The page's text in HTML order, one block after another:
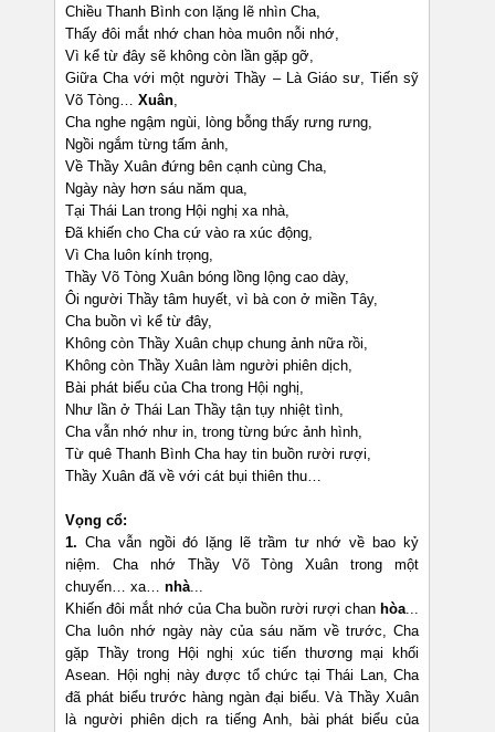
Chiều Thanh Bình con lặng lẽ nhìn Cha,
Thấy đôi mắt nhớ chan hòa muôn nỗi nhớ,
Vì kể từ đây sẽ không còn lần gặp gỡ,
Giữa Cha với một người Thầy – Là Giáo sư, Tiến sỹ
Võ Tòng… Xuân,
Cha nghe ngậm ngùi, lòng bỗng thấy rưng rưng,
Ngồi ngắm từng tấm ảnh,
Về Thầy Xuân đứng bên cạnh cùng Cha,
Ngày này hơn sáu năm qua,
Tại Thái Lan trong Hội nghị xa nhà,
Đã khiến cho Cha cứ vào ra xúc động,
Vì Cha luôn kính trọng,
Thầy Võ Tòng Xuân bóng lồng lộng cao dày,
Ôi người Thầy tâm huyết, vì bà con ở miền Tây,
Cha buồn vì kể từ đây,
Không còn Thầy Xuân chụp chung ảnh nữa rồi,
Không còn Thầy Xuân làm người phiên dịch,
Bài phát biểu của Cha trong Hội nghị,
Như lần ở Thái Lan Thầy tận tụy nhiệt tình,
Cha vẫn nhớ như in, trong từng bức ảnh hình,
Từ quê Thanh Bình Cha hay tin buồn rười rượi,
Thầy Xuân đã về với cát bụi thiên thu…
Vọng cổ:
1. Cha vẫn ngồi đó lặng lẽ trầm tư nhớ về bao kỷ
niệm. Cha nhớ Thầy Võ Tòng Xuân trong một
chuyến… xa… nhà...
Khiến đôi mắt nhớ của Cha buồn rười rượi chan hòa...
Cha luôn nhớ ngày này của sáu năm về trước, Cha
gặp Thầy trong Hội nghị xúc tiến thương mại khối
Asean. Hội nghị này được tổ chức tại Thái Lan, Cha
đã phát biểu trước hàng ngàn đại biểu. Và Thầy Xuân
là người phiên dịch ra tiếng Anh, bài phát biểu của